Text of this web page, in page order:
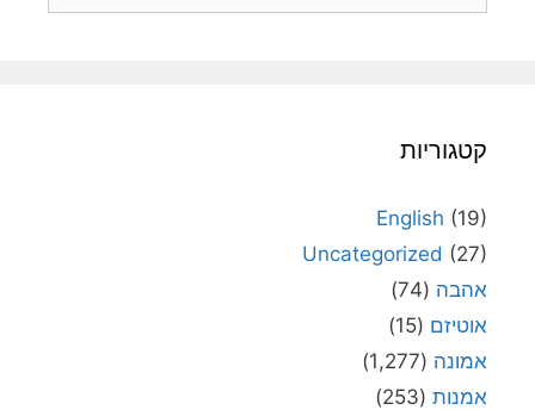
קטגוריות
English (19)
Uncategorized (27)
אהבה (74)
אוטיזם (15)
אמונה (1,277)
אמנות (253)